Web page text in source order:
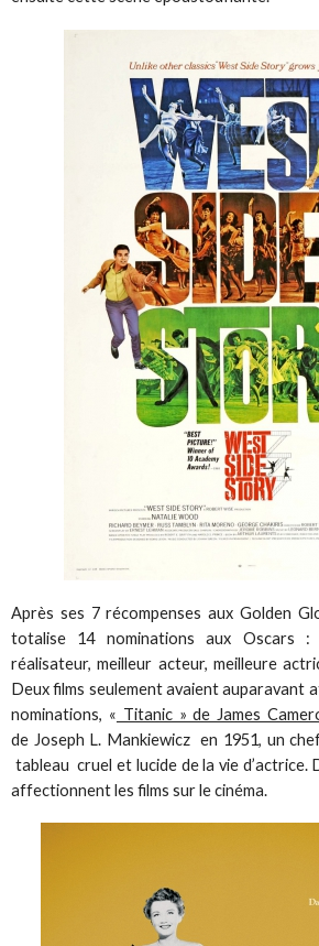
Après ses 7 récompenses aux Golden
totalise 14 nominations aux Oscars :
réalisateur, meilleur acteur, meilleure
Deux films seulement avaient auparavant
nominations, « Titanic » de James
de Joseph L. Mankiewicz en 1951, un
tableau cruel et lucide de la vie d’actrice.
affectionnent les films sur le cinéma.